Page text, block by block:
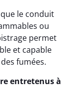
le conduit
ou
permet
et capable
fumées.
entretenus à